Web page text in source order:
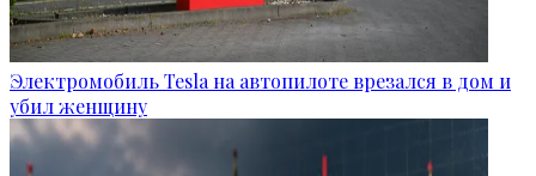
Электромобиль Tesla на автопилоте врезался в дом и
убил женщину